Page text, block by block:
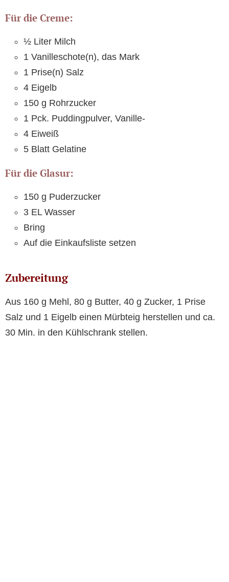
Für die Creme:
½ Liter Milch
1 Vanilleschote(n), das Mark
1 Prise(n) Salz
4 Eigelb
150 g Rohrzucker
1 Pck. Puddingpulver, Vanille-
4 Eiweiß
5 Blatt Gelatine
Für die Glasur:
150 g Puderzucker
3 EL Wasser
Bring
Auf die Einkaufsliste setzen
Zubereitung
Aus 160 g Mehl, 80 g Butter, 40 g Zucker, 1 Prise
Salz und 1 Eigelb einen Mürbteig herstellen und ca.
30 Min. in den Kühlschrank stellen.